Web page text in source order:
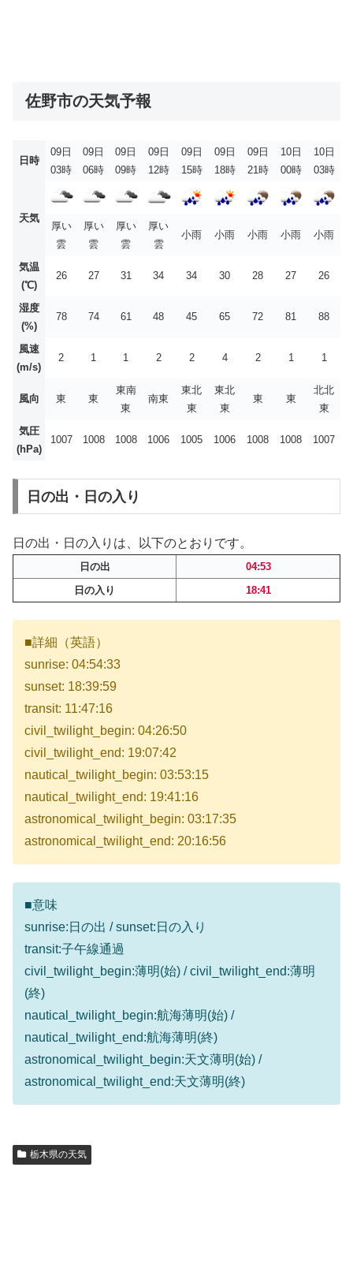
佐野市の天気予報
日時
09日
03時
09日
06時
09日
09時
09日
12時
09日
15時
09日
18時
09日
21時
10日
00時
10日
03時
天気
厚い
雲
厚い
雲
厚い
雲
厚い
雲
小雨 小雨 小雨 小雨 小雨
気温
(℃)
26 27 31 34 34 30 28 27 26
湿度
(%)
78 74 61 48 45 65 72 81 88
風速
(m/s)
2 1 1 2 2 4 2 1 1
風向 東 東
東南
東
南東
東北
東
東北
東
東 東
北北
東
気圧
(hPa)
1007 1008 1008 1006 1005 1006 1008 1008 1007
日の出・日の入り
日の出・日の入りは、以下のとおりです。
日の出
04:53
日の入り
18:41
■詳細（英語）
sunrise: 04:54:33
sunset: 18:39:59
transit: 11:47:16
civil_twilight_begin: 04:26:50
civil_twilight_end: 19:07:42
nautical_twilight_begin: 03:53:15
nautical_twilight_end: 19:41:16
astronomical_twilight_begin: 03:17:35
astronomical_twilight_end: 20:16:56
■意味
sunrise:日の出 / sunset:日の入り
transit:子午線通過
civil_twilight_begin:薄明(始) / civil_twilight_end:薄明
(終)
nautical_twilight_begin:航海薄明(始) /
nautical_twilight_end:航海薄明(終)
astronomical_twilight_begin:天文薄明(始) /
astronomical_twilight_end:天文薄明(終)
栃木県の天気